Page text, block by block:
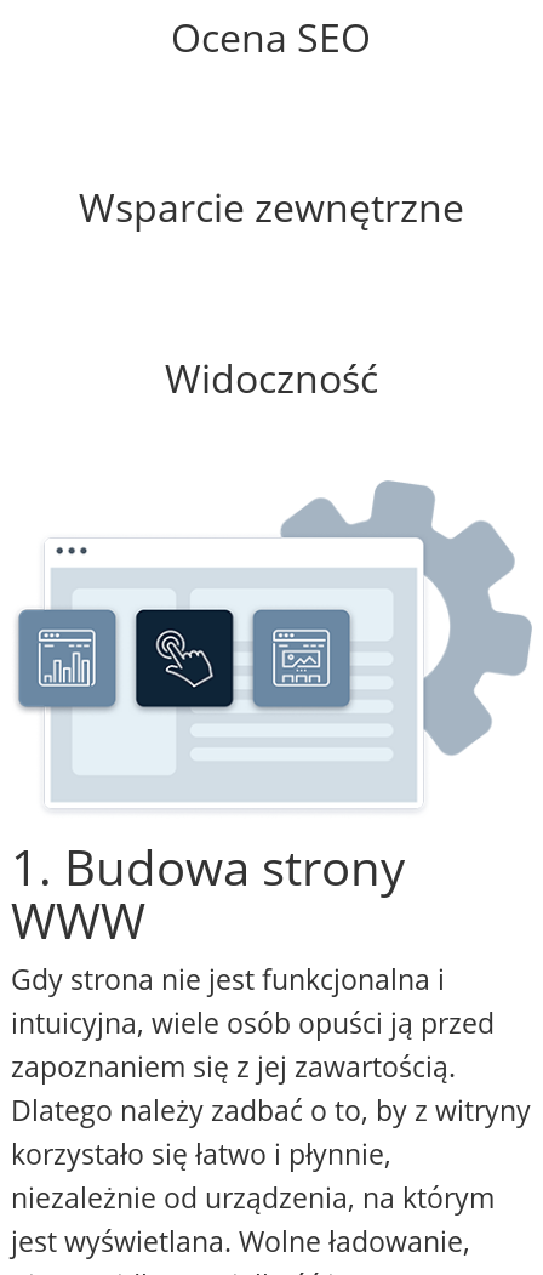
Ocena SEO
Wsparcie zewnętrzne
Widoczność
1. Budowa strony
WWW
Gdy strona nie jest funkcjonalna i
intuicyjna, wiele osób opuści ją przed
zapoznaniem się z jej zawartością.
Dlatego należy zadbać o to, by z witryny
korzystało się łatwo i płynnie,
niezależnie od urządzenia, na którym
jest wyświetlana. Wolne ładowanie,